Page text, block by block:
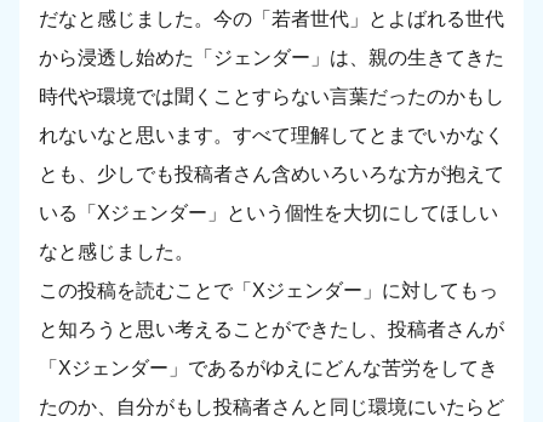
だなと感じました。今の「若者世代」とよばれる世代
から浸透し始めた「ジェンダー」は、親の生きてきた
時代や環境では聞くことすらない言葉だったのかもし
れないなと思います。すべて理解してとまでいかなく
とも、少しでも投稿者さん含めいろいろな方が抱えて
いる「Xジェンダー」という個性を大切にしてほしい
なと感じました。
この投稿を読むことで「Xジェンダー」に対してもっ
と知ろうと思い考えることができたし、投稿者さんが
「Xジェンダー」であるがゆえにどんな苦労をしてき
たのか、自分がもし投稿者さんと同じ環境にいたらど